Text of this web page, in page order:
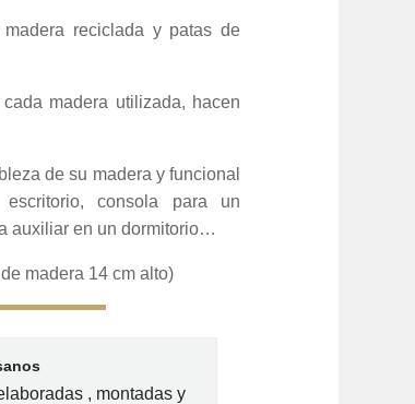
reciclada y patas de
madera utilizada, hacen
de su madera y funcional
consola para un
auxiliar en un dormitorio…
madera 14 cm alto)
, montadas y